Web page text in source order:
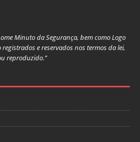
Minuto da Segurança, bem como Logo
e reservados nos termos da lei,
reproduzido.”